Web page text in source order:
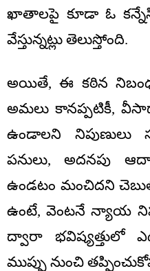
ఖాతాలపై కూడా ఓ
వేస్తున్నట్లు తెలుస్తోంది.
అయితే, ఈ కఠిన
అమలు కానప్పటికీ,
ఉండాలని నిపుణులు
పనులు, అదనపు
ఉండటం మంచిదని
ఉంటే, వెంటనే న్యాయ
ద్వారా భవిష్యత్తులో
ముప్పు నుంచి